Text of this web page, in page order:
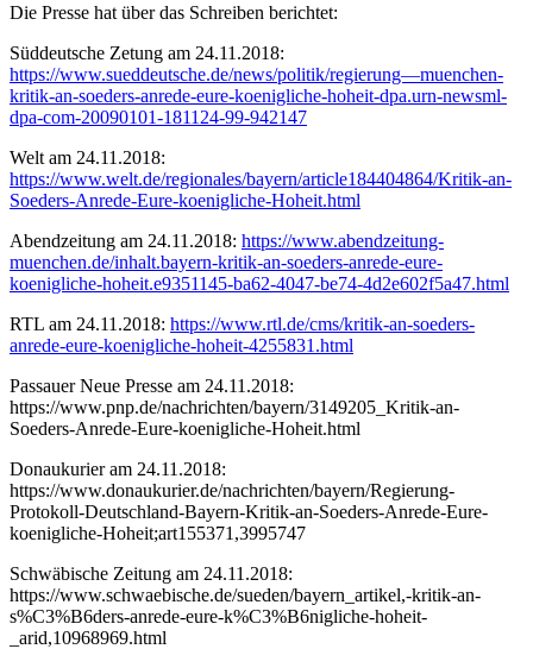
Die Presse hat über das Schreiben berichtet:
Süddeutsche Zetung am 24.11.2018:
https://www.sueddeutsche.de/news/politik/regierung—muenchen-
kritik-an-soeders-anrede-eure-koenigliche-hoheit-dpa.urn-newsml-
dpa-com-20090101-181124-99-942147
Welt am 24.11.2018:
https://www.welt.de/regionales/bayern/article184404864/Kritik-an-
Soeders-Anrede-Eure-koenigliche-Hoheit.html
Abendzeitung am 24.11.2018: https://www.abendzeitung-
muenchen.de/inhalt.bayern-kritik-an-soeders-anrede-eure-
koenigliche-hoheit.e9351145-ba62-4047-be74-4d2e602f5a47.html
RTL am 24.11.2018: https://www.rtl.de/cms/kritik-an-soeders-
anrede-eure-koenigliche-hoheit-4255831.html
Passauer Neue Presse am 24.11.2018:
https://www.pnp.de/nachrichten/bayern/3149205_Kritik-an-
Soeders-Anrede-Eure-koenigliche-Hoheit.html
Donaukurier am 24.11.2018:
https://www.donaukurier.de/nachrichten/bayern/Regierung-
Protokoll-Deutschland-Bayern-Kritik-an-Soeders-Anrede-Eure-
koenigliche-Hoheit;art155371,3995747
Schwäbische Zeitung am 24.11.2018:
https://www.schwaebische.de/sueden/bayern_artikel,-kritik-an-
s%C3%B6ders-anrede-eure-k%C3%B6nigliche-hoheit-
_arid,10968969.html